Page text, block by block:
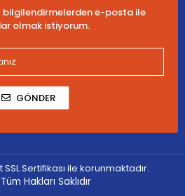
bilgilendirmelerden e-posta ile
olmak istiyorum.
GÖNDER
Sertifikası ile korunmaktadır.
Tüm Hakları Saklıdır